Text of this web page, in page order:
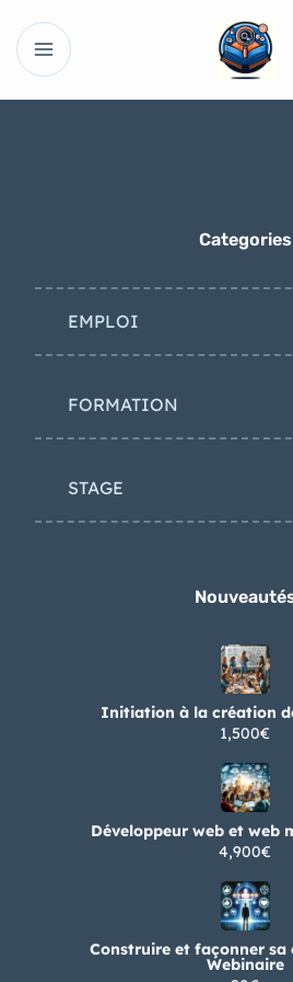
Categories
EMPLOI
FORMATION
STAGE
Initiation à la création
1,500€
Développeur web et web
4,900€
Construire et façonner sa
Webinaire